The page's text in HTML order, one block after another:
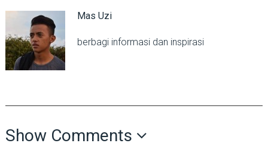
Mas Uzi
berbagi informasi dan inspirasi
Show Comments